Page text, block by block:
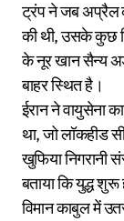
ट्रंप ने जब अप्रैल
की थी, उसके कुछ
के नूर खान सैन्य
बाहर स्थित है।
ईरान ने वायुसेना
था, जो लॉकहीड
खुफिया
बताया कि युद्ध
विमान काबुल में